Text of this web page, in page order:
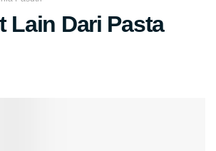
Lain Dari Pasta